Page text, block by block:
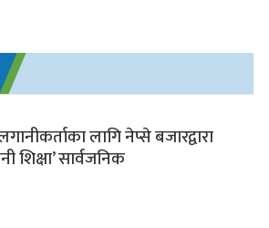
लागि नेप्से बजारद्वारा
शिक्षा’ सार्वजनिक